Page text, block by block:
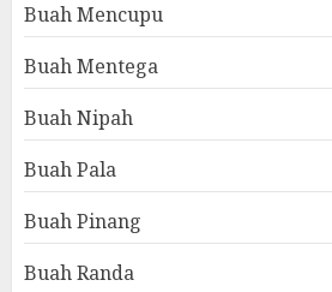
Buah Mencupu
Buah Mentega
Buah Nipah
Buah Pala
Buah Pinang
Buah Randa